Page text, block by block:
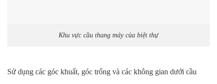
Khu vực cầu thang máy của biệt thự
Sử dụng các góc khuất, góc trống và các không gian dưới cầu